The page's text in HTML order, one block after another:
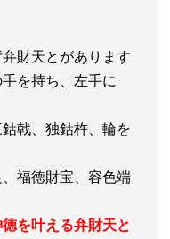
財天とがあります
を持ち、左手に
戟、独鈷杵、輪を
福徳財宝、容色端
を叶える弁財天と